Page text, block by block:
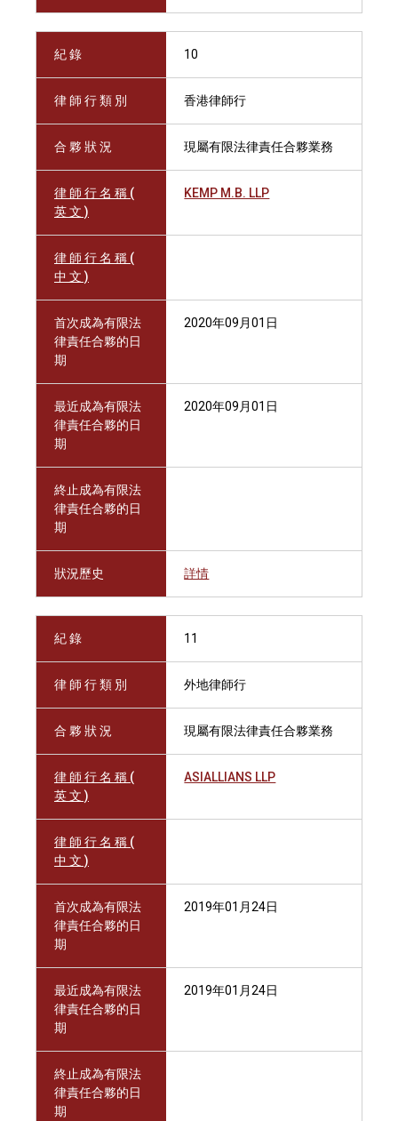
紀 錄 10
律 師 行 類 別 香港律師行
合 夥 狀 況 現屬有限法律責任合夥業務
律 師 行 名 稱 (
英 文 )
KEMP M.B. LLP
律 師 行 名 稱 (
中 文 )
首次成為有限法
律責任合夥的日
期
2020年09月01日
最近成為有限法
律責任合夥的日
期
2020年09月01日
終止成為有限法
律責任合夥的日
期
狀況歷史 詳情
紀 錄 11
律 師 行 類 別 外地律師行
合 夥 狀 況 現屬有限法律責任合夥業務
律 師 行 名 稱 (
英 文 )
ASIALLIANS LLP
律 師 行 名 稱 (
中 文 )
首次成為有限法
律責任合夥的日
期
2019年01月24日
最近成為有限法
律責任合夥的日
期
2019年01月24日
終止成為有限法
律責任合夥的日
期